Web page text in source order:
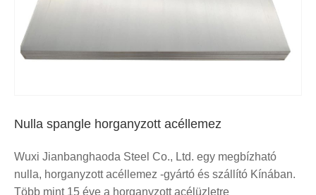
Nulla spangle horganyzott acéllemez
Wuxi Jianbanghaoda Steel Co., Ltd. egy megbízható
nulla, horganyzott acéllemez -gyártó és szállító Kínában.
Több mint 15 éve a horganyzott acélüzletre